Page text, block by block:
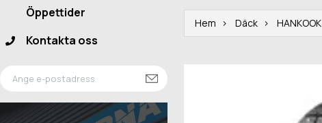
Öppettider
Kontakta oss
Hem Däck HANKOOK